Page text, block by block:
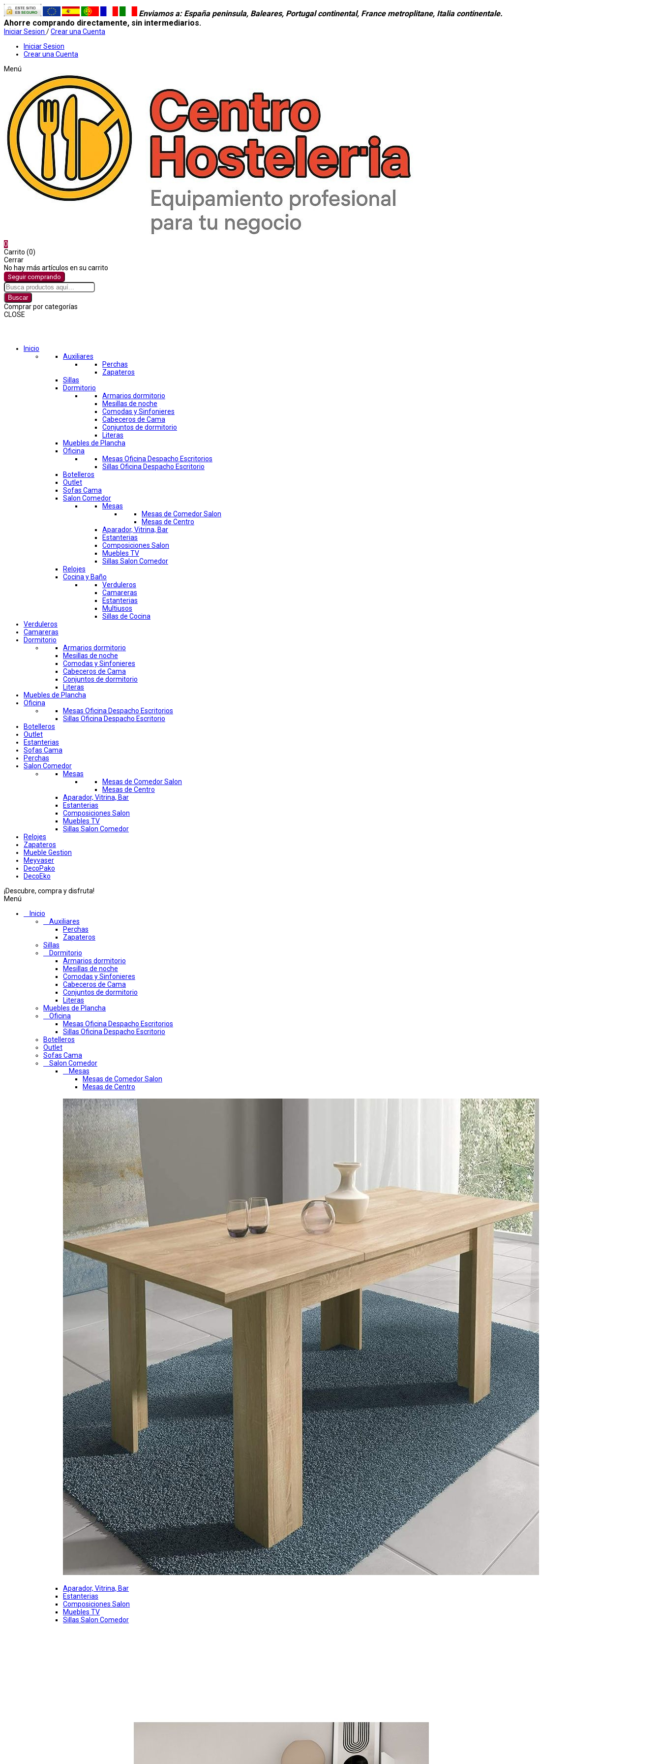
Enviamos a: España peninsula, Baleares, Portugal continental, France metroplitane, Italia continentale.
Ahorre comprando directamente, sin intermediarios.
Iniciar Sesion /Crear una Cuenta
Iniciar Sesion
Crear una Cuenta
Menú
0
Carrito (0)
Cerrar
No hay más artículos en su carrito
Seguir comprando
Buscar
Comprar por categorías
CLOSE
Inicio
Auxiliares
Perchas
Zapateros
Sillas
Dormitorio
Armarios dormitorio
Mesillas de noche
Comodas y Sinfonieres
Cabeceros de Cama
Conjuntos de dormitorio
Literas
Muebles de Plancha
Oficina
Mesas Oficina Despacho Escritorios
Sillas Oficina Despacho Escritorio
Botelleros
Outlet
Sofas Cama
Salon Comedor
Mesas
Mesas de Comedor Salon
Mesas de Centro
Aparador, Vitrina, Bar
Estanterias
Composiciones Salon
Muebles TV
Sillas Salon Comedor
Relojes
Cocina y Baño
Verduleros
Camareras
Estanterias
Multiusos
Sillas de Cocina
Verduleros
Camareras
Dormitorio
Armarios dormitorio
Mesillas de noche
Comodas y Sinfonieres
Cabeceros de Cama
Conjuntos de dormitorio
Literas
Muebles de Plancha
Oficina
Mesas Oficina Despacho Escritorios
Sillas Oficina Despacho Escritorio
Botelleros
Outlet
Estanterias
Sofas Cama
Perchas
Salon Comedor
Mesas
Mesas de Comedor Salon
Mesas de Centro
Aparador, Vitrina, Bar
Estanterias
Composiciones Salon
Muebles TV
Sillas Salon Comedor
Relojes
Zapateros
Mueble Gestion
Meyvaser
DecoPako
DecoEko
¡Descubre, compra y disfruta!
Menú
Inicio
Auxiliares
Perchas
Zapateros
Sillas
Dormitorio
Armarios dormitorio
Mesillas de noche
Comodas y Sinfonieres
Cabeceros de Cama
Conjuntos de dormitorio
Literas
Muebles de Plancha
Oficina
Mesas Oficina Despacho Escritorios
Sillas Oficina Despacho Escritorio
Botelleros
Outlet
Sofas Cama
Salon Comedor
Mesas
Mesas de Comedor Salon
Mesas de Centro
Aparador, Vitrina, Bar
Estanterias
Composiciones Salon
Muebles TV
Sillas Salon Comedor